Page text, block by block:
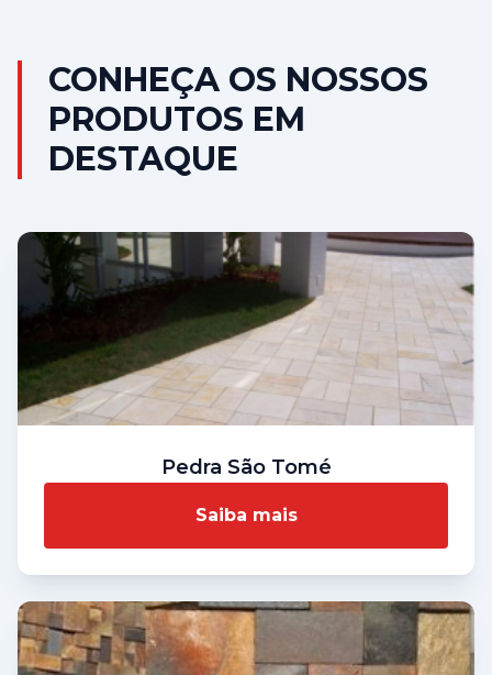
CONHEÇA OS NOSSOS
PRODUTOS EM
DESTAQUE
Pedra São Tomé
Saiba mais